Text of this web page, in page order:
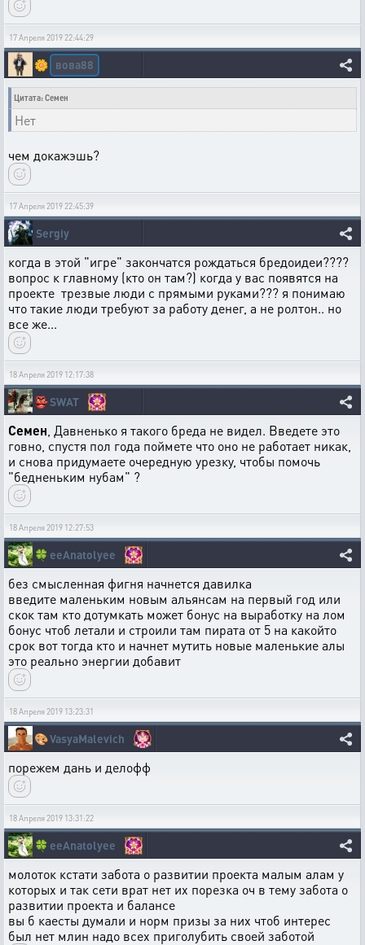
17 Апреля 2019 22:44:29
🌼 вова88
Цитата: Семен
Нет
чем докажэшь?
17 Апреля 2019 22:45:39
Sergiy
когда в этой "игре" закончатся рождаться бредоидеи????
вопрос к главному (кто он там?) когда у вас появятся на
проекте трезвые люди с прямыми руками??? я понимаю
что такие люди требуют за работу денег, а не ролтон.. но
все же...
18 Апреля 2019 12:17:38
👺SWAT
Семен , Давненько я такого бреда не видел. Введете это
говно, спустя пол года поймете что оно не работает никак,
и снова придумаете очередную урезку, чтобы помочь
"бедненьким нубам" ?
18 Апреля 2019 12:27:53
🍀 eeAnatolyee
без смысленная фигня начнется давилка
введите маленьким новым альянсам на первый год или
скок там кто дотумкать может бонус на выработку на лом
бонус чтоб летали и строили там пирата от 5 на какойто
срок вот тогда кто и начнет мутить новые маленькие алы
это реально энергии добавит
18 Апреля 2019 13:23:31
🎨VasyaMalevich
порежем дань и делофф
18 Апреля 2019 13:31:22
🍀 eeAnatolyee
молоток кстати забота о развитии проекта малым алам у
которых и так сети врат нет их порезка оч в тему забота о
развитии проекта и балансе
вы б каесты думали и норм призы за них чтоб интерес
был нет млин надо всех приголубить своей заботой